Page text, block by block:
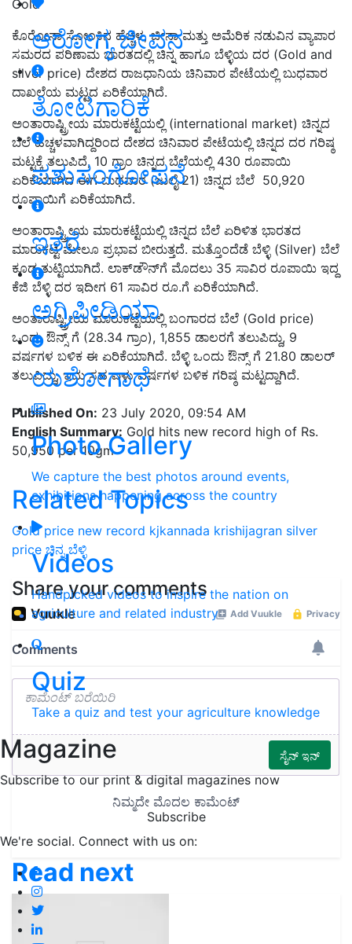
ಆರೋಗ್ಯ ಜೀವನ
ತೋಟಗಾರಿಕೆ
ಪಶುಸಂಗೋಪನೆ
ಇತರೆ
ಅಗ್ರಿಪೀಡಿಯಾ
ಯಶೋಗಾಥೆ
Photo Gallery
We capture the best photos around events,
exhibitions happening across the country
Videos
Handpicked videos to inspire the nation on
agriculture and related industry
Quiz
Take a quiz and test your agriculture knowledge
Magazine
Subscribe to our print & digital magazines now
Subscribe
We're social. Connect with us on:
Gold
ಕೊರೋನಾ ಸೋಂಕಿನ ಹೆಚ್ಚಳ, ಚೀನಾ ಮತ್ತು ಅಮೆರಿಕ ನಡುವಿನ ವ್ಯಾಪಾರ
ಸಮರದ ಪರಿಣಾಮ ಭಾರತದಲ್ಲಿ ಚಿನ್ನ ಹಾಗೂ ಬೆಳ್ಳಿಯ ದರ (Gold and
silver price) ದೇಶದ ರಾಜಧಾನಿಯ ಚಿನಿವಾರ ಪೇಟೆಯಲ್ಲಿ ಬುಧವಾರ
ದಾಖಲೆಯ ಮಟ್ಟದ ಏರಿಕೆಯಾಗಿದೆ.
ಅಂತಾರಾಷ್ಟ್ರೀಯ ಮಾರುಕಟ್ಟೆಯಲ್ಲಿ (international market) ಚಿನ್ನದ
ಬೆಲೆ ಹೆಚ್ಚಳವಾಗಿದ್ದರಿಂದ ದೇಶದ ಚಿನಿವಾರ ಪೇಟೆಯಲ್ಲಿ ಚಿನ್ನದ ದರ ಗರಿಷ್ಠ
ಮಟ್ಟಕ್ಕೆ ತಲುಪಿದೆ, 10 ಗ್ರಾಂ ಚಿನ್ನದ ಬೆಲೆಯಲ್ಲಿ 430 ರೂಪಾಯಿ
ಏರಿಕೆಯಾಗಿದ ಈಗ ಬುಧವಾರ (ಜುಲೈ 21) ಚಿನ್ನದ ಬೆಲೆ 50,920
ರೂಪಾಯಿಗೆ ಏರಿಕೆಯಾಗಿದೆ.
ಅಂತಾರಾಷ್ಟ್ರೀಯ ಮಾರುಕಟ್ಟೆಯಲ್ಲಿ ಚಿನ್ನದ ಬೆಲೆ ಏರಿಳಿತ ಭಾರತದ
ಮಾರುಕಟ್ಟೆ ಮೇಲೂ ಪ್ರಭಾವ ಬೀರುತ್ತದೆ. ಮತ್ತೊಂದೆಡೆ ಬೆಳ್ಳಿ (Silver) ಬೆಲೆ
ಕೂಡ ತುಟ್ಟಿಯಾಗಿದೆ. ಲಾಕ್​ಡೌನ್​ಗೆ ಮೊದಲು 35 ಸಾವಿರ ರೂಪಾಯಿ ಇದ್ದ
ಕೆಜಿ ಬೆಳ್ಳಿ ದರ ಇದೀಗ 61 ಸಾವಿರ ರೂ.ಗೆ ಏರಿಕೆಯಾಗಿದೆ.
ಅಂತಾರಾಷ್ಟ್ರೀಯ ಮಾರುಕಟ್ಟೆಯಲ್ಲಿ ಬಂಗಾರದ ಬೆಲೆ (Gold price)
ಒಂದು ಔನ್ಸ್ ಗೆ (28.34 ಗ್ರಾಂ), 1,855 ಡಾಲರಗೆ ತಲುಪಿದ್ದು, 9
ವರ್ಷಗಳ ಬಳಿಕ ಈ ಏರಿಕೆಯಾಗಿದೆ. ಬೆಳ್ಳಿ ಒಂದು ಔನ್ಸ್ ಗೆ 21.80 ಡಾಲರ್
ತಲುಪಿದ್ದು, ಇದು ಸಹ ಏಳು ವರ್ಷಗಳ ಬಳಿಕ ಗರಿಷ್ಠ ಮಟ್ಟದ್ದಾಗಿದೆ.
Published On: 23 July 2020, 09:54 AM
English Summary: Gold hits new record high of Rs.
50,950 per 10gm
Related Topics
Gold price new record kjkannada krishijagran silver
price ಚಿನ್ನ ಬೆಳ್ಳಿ
Share your comments
Read next